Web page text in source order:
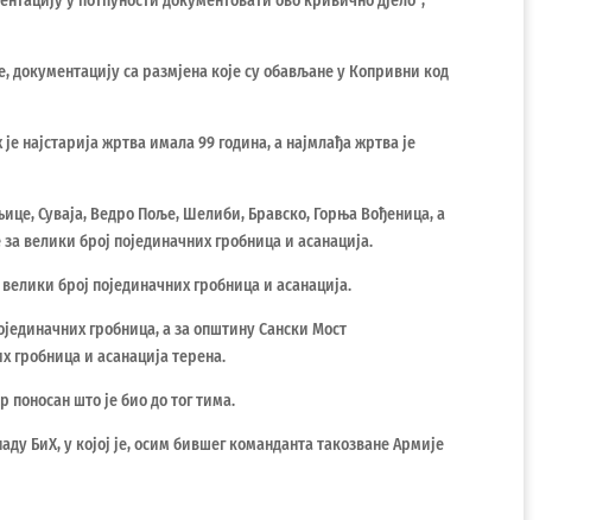
документацију са размјена које су обављане у Копривни код
најстарија жртва имала 99 година, а најмлађа жртва је
Суваја, Ведро Поље, Шелиби, Бравско, Горња Вођеница, а
велики број појединачних гробница и асанација.
број појединачних гробница и асанација.
гробница, а за општину Сански Мост
гробница и асанација терена.
поносан што је био до тог тима.
БиХ, у којој је, осим бившег команданта такозване Армије